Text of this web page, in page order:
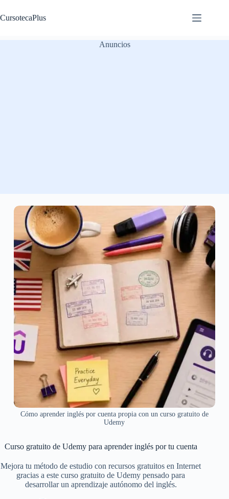
al
contenido
CursotecaPlus
Anuncios
Cómo aprender inglés por cuenta propia con un curso gratuito de
Udemy
Curso gratuito de Udemy para aprender inglés por tu cuenta
Mejora tu método de estudio con recursos gratuitos en Internet
gracias a este curso gratuito de Udemy pensado para
desarrollar un aprendizaje autónomo del inglés.